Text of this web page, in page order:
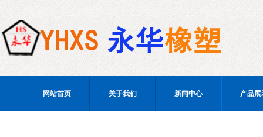
网站首页 关于我们 新闻中心 产品展